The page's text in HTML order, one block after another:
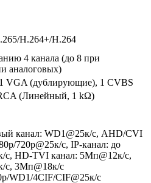
H.264+/H.264
4 канала (до 8 при
аналоговых)
VGA (дублирующие), 1 CVBS
(Линейный, 1 kΩ)
канал: WD1@25к/с, AHD/CVI
720p@25к/с, IP-канал: до
с, HD-TVI канал: 5Мп@12к/с,
c, 3Мп@18к/c
WD1/4CIF/CIF@25к/c